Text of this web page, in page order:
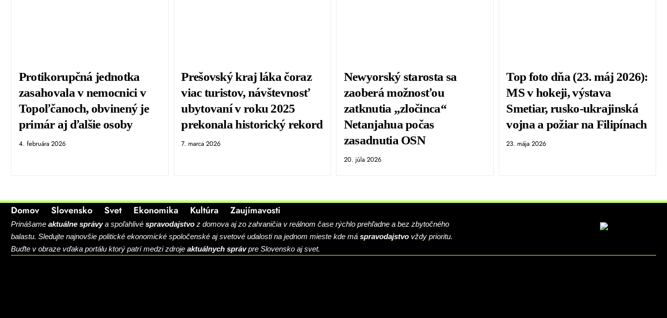
Protikorupčná jednotka
zasahovala v nemocnici v
Topoľčanoch, obvinený je
primár aj ďalšie osoby
4. februára 2026
Prešovský kraj láka čoraz
viac turistov, návštevnosť
ubytovaní v roku 2025
prekonala historický rekord
7. marca 2026
Newyorský starosta sa
zaoberá možnosťou
zatknutia „zločinca“
Netanjahua počas
zasadnutia OSN
20. júla 2026
Top foto dňa (23. máj 2026):
MS v hokeji, výstava
Smetiar, rusko-­ukrajinská
vojna a požiar na Filipínach
23. mája 2026
Domov Slovensko Svet Ekonomika Kultúra Zaujímavosti
Prinášame aktuálne správya spoľahlivé spravodajstvo z domova aj zo zahraničia v reálnom čase rýchlo prehľadne a bez zbytočného
balastu. Sledujte najnovšie politické ekonomické spoločenské aj svetové udalosti na jednom mieste kde má spravodajstvo vždy prioritu.
Buďte v obraze vďaka portálu ktorý patrí medzi zdroje aktuálnych správpre Slovensko aj svet.